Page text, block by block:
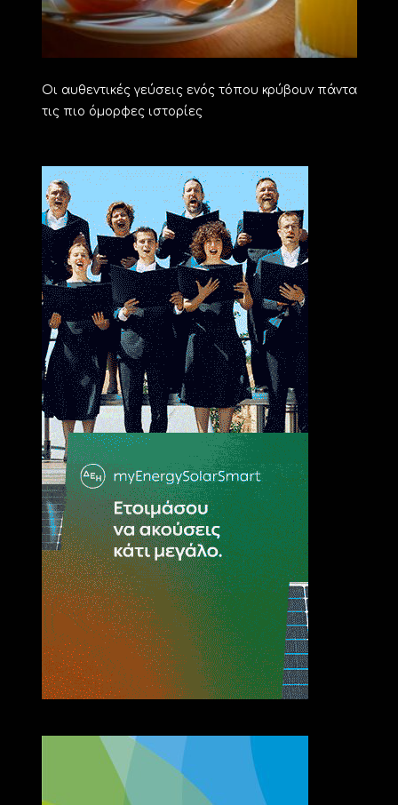
Οι αυθεντικές γεύσεις ενός τόπου κρύβουν πάντα
τις πιο όμορφες ιστορίες